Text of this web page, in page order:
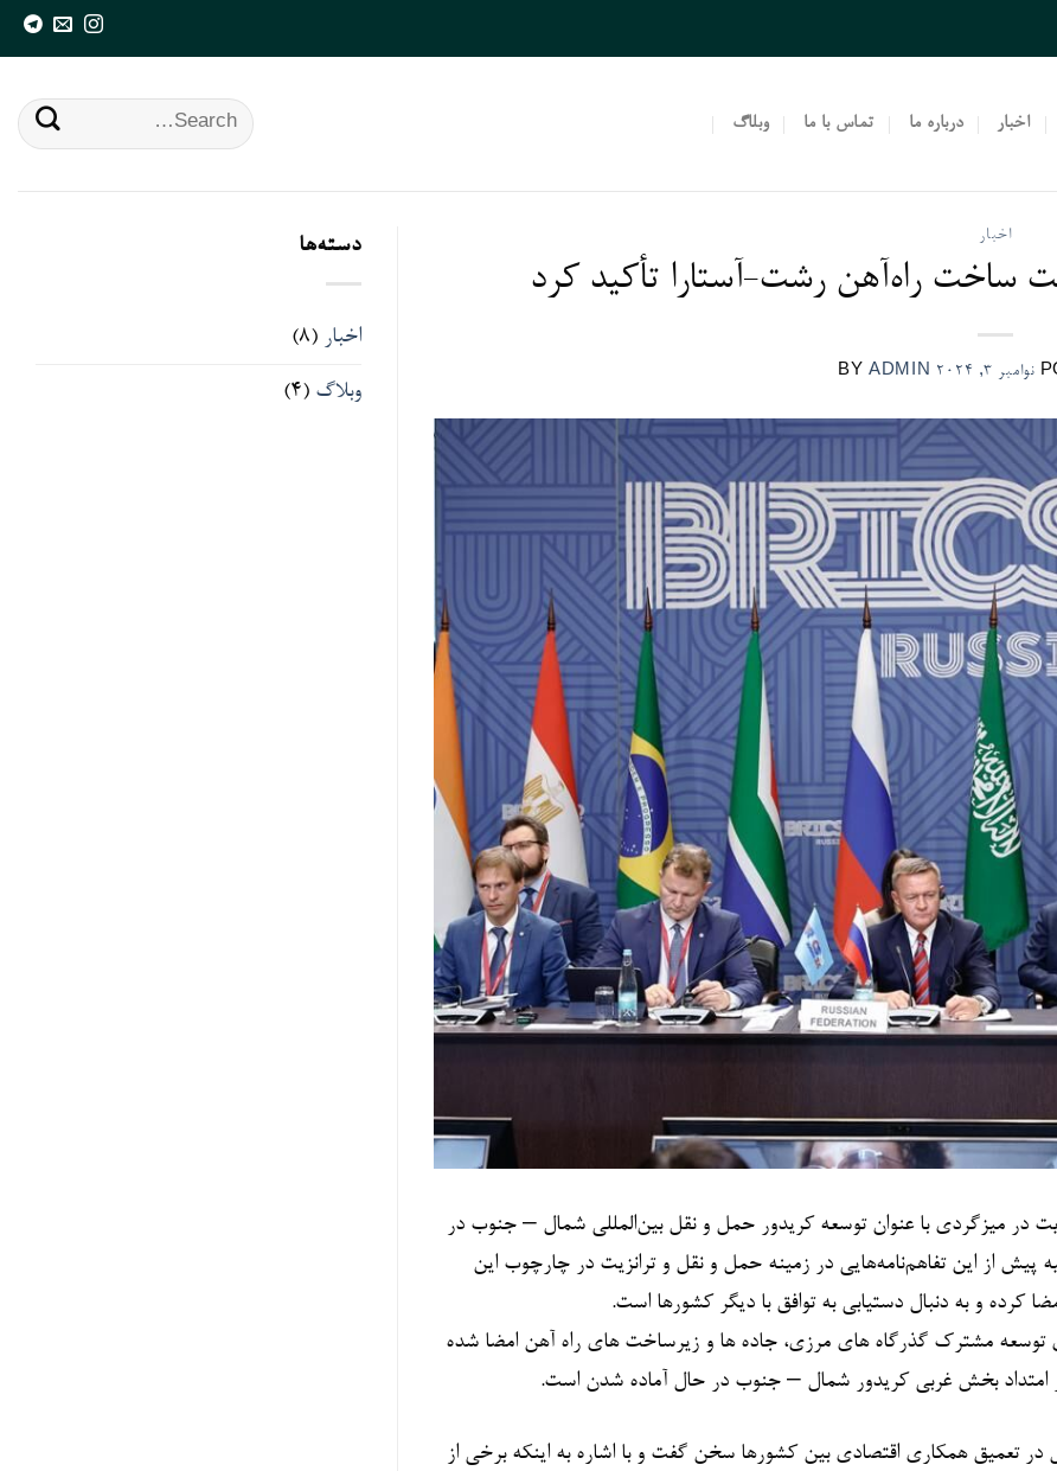
اخبار درباره ما تماس با ما وبلاگ
Search
for:
اخبار
ساخت راه‌آهن رشت-آستارا تأکید کرد
نوامبر 3, 2024 BY ADMIN
در میزگردی با عنوان توسعه کریدور حمل و نقل بین‌المللی شمال – جنوب در
از این تفاهم‌نامه‌هایی در زمینه حمل و نقل و ترانزیت در چارچوب این
توسعه مشترک گذرگاه های مرزی، جاده ها و زیرساخت های راه آهن امضا شده
امتداد بخش غربی کریدور شمال – جنوب در حال آماده شدن است.
تعمیق همکاری اقتصادی بین کشورها سخن گفت و با اشاره به اینکه برخی از
دسته‌ها
اخبار (8)
وبلاگ (4)